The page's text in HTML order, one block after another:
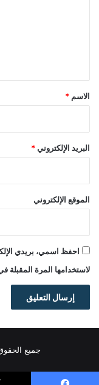
*
الاسم *
البريد الإلكتروني *
الموقع الإلكتروني
احفظ اسمي، بريدي
لاستخدامها المرة المقبلة
جميع